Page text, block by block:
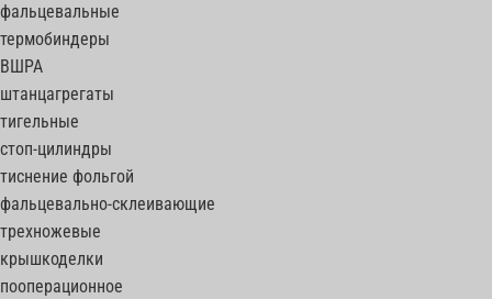
фальцевальные
термобиндеры
ВШРА
штанцагрегаты
тигельные
стоп-цилиндры
тиснение фольгой
фальцевально-склеивающие
трехножевые
крышкоделки
пооперационное